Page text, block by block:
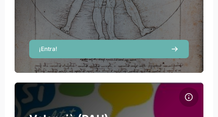
¡Entra!
Course image Valencià (PAU)